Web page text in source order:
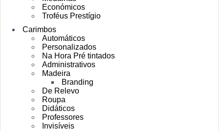
Económicos
Troféus Prestígio
Carimbos
Automáticos
Personalizados
Na Hora Pré tintados
Administrativos
Madeira
Branding
De Relevo
Roupa
Didáticos
Professores
Invisíveis